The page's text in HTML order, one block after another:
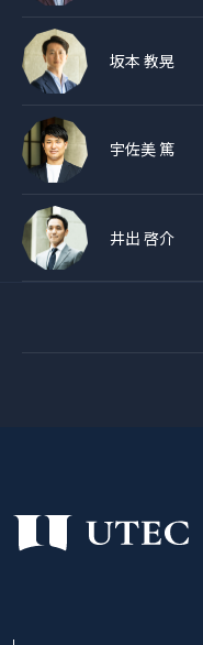
坂本 教晃
宇佐美 篤
井出 啓介